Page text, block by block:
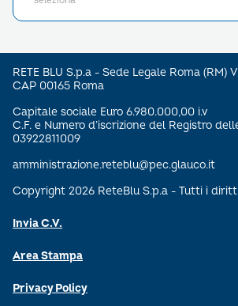
RETE BLU S.p.a - Sede Legale Roma (RM)
CAP 00165 Roma
Capitale sociale Euro 6.980.000,00 i.v
C.F. e Numero d’iscrizione del Registro
03922811009
amministrazione.reteblu@pec.glauco.it
Copyright 2026 ReteBlu S.p.a - Tutti i
Invia C.V.
Area Stampa
Privacy Policy